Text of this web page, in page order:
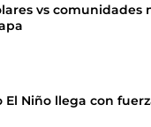
vs comunidades
El Niño llega con